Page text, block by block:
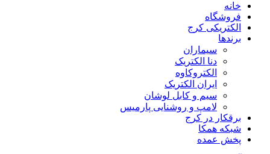
خانه
فروشگاه
الکتریکی کرج
برندها
سیماران
دنا الکتریک
الکتروکاوه
ایران الکتریک
سیم و کابل لوشان
لامپ و روشنایی پارمیس
برقکار در کرج
شبکه همکا
پخش عمده